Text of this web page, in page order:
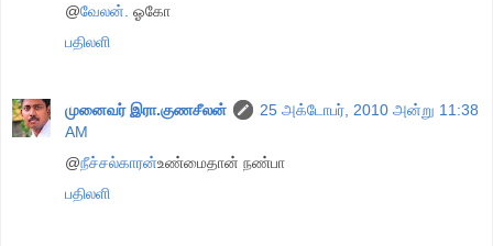
@வேலன். ஓகோ
பதிலளி
முனைவர் இரா.குணசீலன்
25 அக்டோபர், 2010 அன்று 11:38
AM
@நீச்சல்காரன்உண்மைதான் நண்பா
பதிலளி